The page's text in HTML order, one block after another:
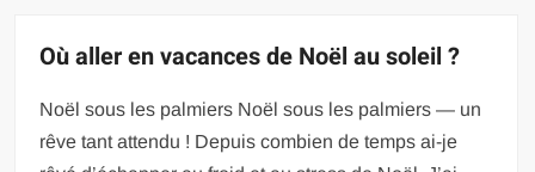
Où aller en vacances de Noël au soleil ?
Noël sous les palmiers Noël sous les palmiers — un
rêve tant attendu ! Depuis combien de temps ai-je